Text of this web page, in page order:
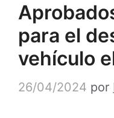
para el
vehículo
26/04/2024 por